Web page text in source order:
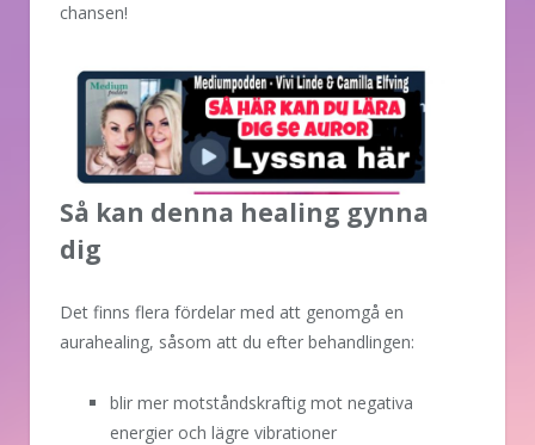
chansen!
Så kan denna healing gynna
dig
Det finns flera fördelar med att genomgå en
aurahealing, såsom att du efter behandlingen:
blir mer motståndskraftig mot negativa
energier och lägre vibrationer